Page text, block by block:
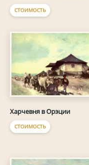
СТОИМОСТЬ
Харчевня в Орэции
СТОИМОСТЬ